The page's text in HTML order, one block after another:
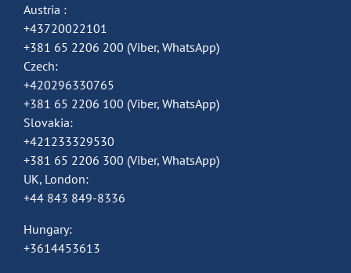
Austria :
+43720022101
+381 65 2206 200 (Viber, WhatsApp)
Czech:
+420296330765
+381 65 2206 100 (Viber, WhatsApp)
Slovakia:
+421233329530
+381 65 2206 300 (Viber, WhatsApp)
UK, London:
+44 843 849-8336
Hungary:
+3614453613